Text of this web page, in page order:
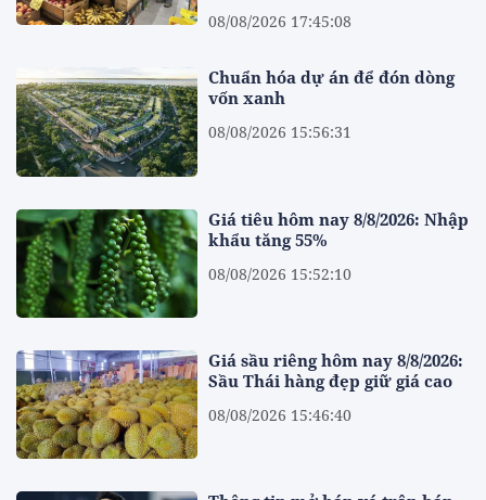
08/08/2026 17:45:08
Chuẩn hóa dự án để đón dòng
vốn xanh
08/08/2026 15:56:31
Giá tiêu hôm nay 8/8/2026: Nhập
khẩu tăng 55%
08/08/2026 15:52:10
Giá sầu riêng hôm nay 8/8/2026:
Sầu Thái hàng đẹp giữ giá cao
08/08/2026 15:46:40